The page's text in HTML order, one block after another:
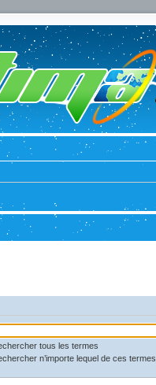
tous les termes
n’importe lequel de ces termes